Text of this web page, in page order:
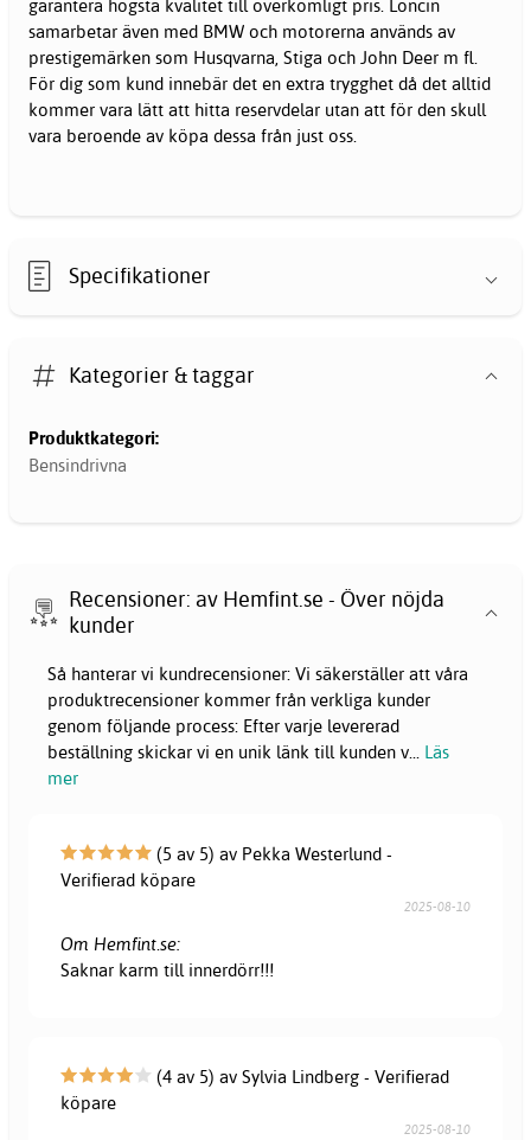
garantera högsta kvalitet till överkomligt pris. Loncin
samarbetar även med BMW och motorerna används av
prestigemärken som Husqvarna, Stiga och John Deer m fl.
För dig som kund innebär det en extra trygghet då det alltid
kommer vara lätt att hitta reservdelar utan att för den skull
vara beroende av köpa dessa från just oss.
Specifikationer
Kategorier & taggar
Produktkategori:
Bensindrivna
Recensioner: av Hemfint.se - Över nöjda
kunder
Så hanterar vi kundrecensioner: Vi säkerställer att våra
produktrecensioner kommer från verkliga kunder
genom följande process: Efter varje levererad
beställning skickar vi en unik länk till kunden v... Läs
mer
(5 av 5) av Pekka Westerlund -
Verifierad köpare
2025-08-10
Om Hemfint.se:
Saknar karm till innerdörr!!!
(4 av 5) av Sylvia Lindberg - Verifierad
köpare
2025-08-10